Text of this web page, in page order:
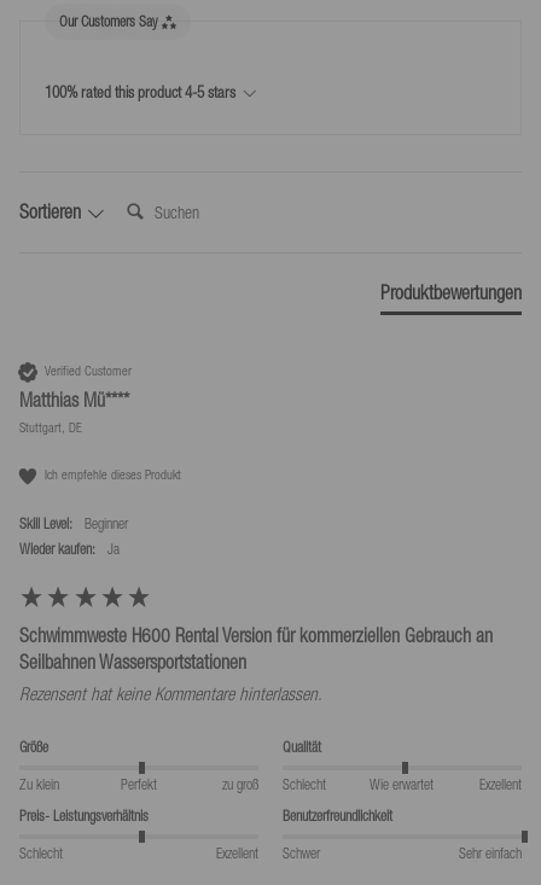
Paketabmessung Höhe (cm)
Kostenlose Rücksendungen innerhalb Deutschlands*.
*Kostenlose Rücksendungen nur laut unseren Bedingungen, sofern das bei uns
bereitgestellte Retourenlabel genutzt wird.
Our Customers Say
100% rated this product 4-5 stars
Sortieren Suchen:
Produktbewertungen
Verified Customer
Matthias Mü****
Stuttgart, DE
Ich empfehle dieses Produkt
Skill Level:
Beginner
Wieder kaufen:
Ja
Schwimmweste H600 Rental Version für kommerziellen Gebrauch an
Seilbahnen Wassersportstationen
Rezensent hat keine Kommentare hinterlassen.
Größe
Zu klein Perfekt zu groß
Qualität
Schlecht Wie erwartet
Exzellent
Preis- Leistungsverhältnis
Schlecht Exzellent
Benutzerfreundlichkeit
Schwer Sehr einfach